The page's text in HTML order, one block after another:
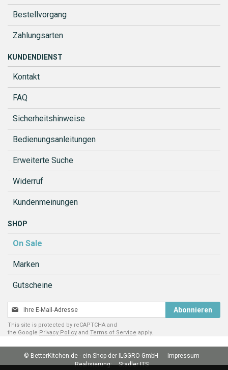
Bestellvorgang
Zahlungsarten
KUNDENDIENST
Kontakt
FAQ
Sicherheitshinweise
Bedienungsanleitungen
Erweiterte Suche
Widerruf
Kundenmeinungen
SHOP
On Sale
Marken
Gutscheine
Melden
Sie
sich
für
unseren
Newsletter
an:
Abonnieren
This site is protected by reCAPTCHA and
the Google Privacy Policy and Terms of Service apply.
© BetterKitchen.de - ein Shop der ILGGRO GmbH
Impressum
Realisierung:
Stadler ITS